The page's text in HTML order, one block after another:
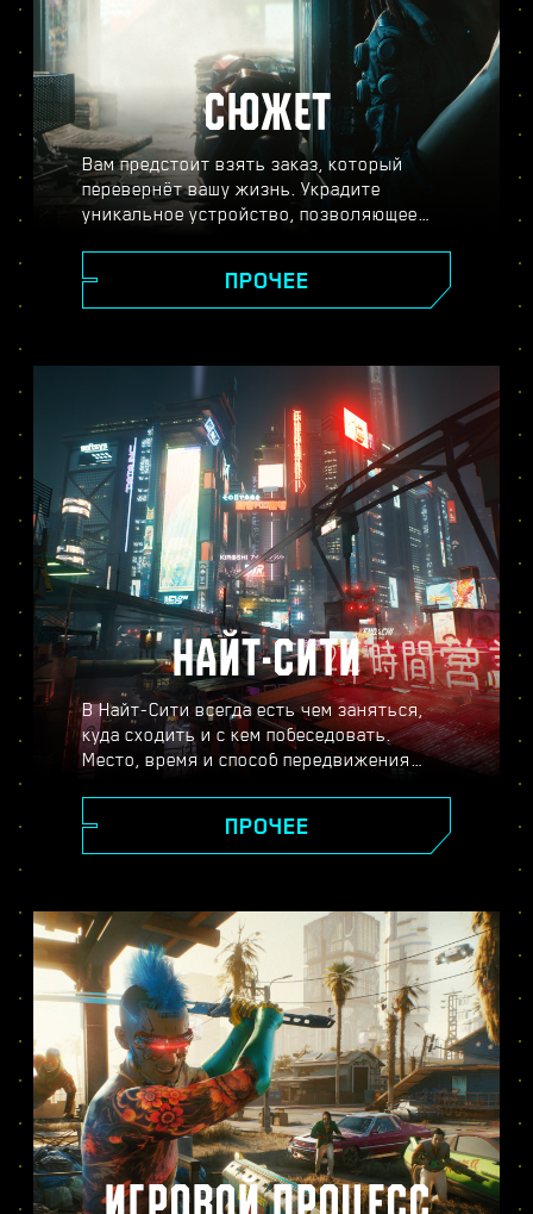
СЮЖЕТ
Вам предстоит взять заказ, который
перевернёт вашу жизнь. Украдите
уникальное устройство, позволяющее
ваши поступки влияют на ход сюжета и
всё, что вас окружает. Выполняйте
Сити, чтобы превратиться из уличного
киберпанка в наёмника высшей лиги и
раскрыть тайну бесценного устройства,
за которым идёт настоящая охота.
ПРОЧЕЕ
НАЙТ-СИТИ
В Найт-Сити всегда есть чем заняться,
куда сходить и с кем побеседовать.
Место, время и способ передвижения
пустынных окрестностей города, повсюду
вас ждут новые тайны и неожиданные
ПРОЧЕЕ